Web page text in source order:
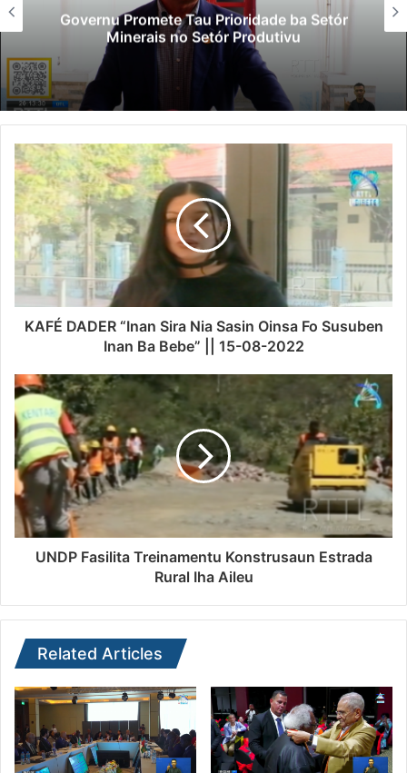
Lei Siberseguransa Ajuda
Polisiál Kaptura Autór Kriminozu
Paradeiru Iha Estranjeiru
KAFÉ DADER “Inan Sira Nia Sasin Oinsa Fo Susuben
Inan Ba Bebe” || 15-08-2022
UNDP Fasilita Treinamentu Konstrusaun Estrada
Rural Iha Aileu
Related Articles